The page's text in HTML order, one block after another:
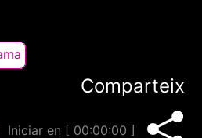
Comparteix
Iniciar en [ 00:00:00 ]